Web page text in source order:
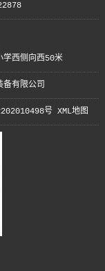
学西侧向西50米
有限公司
号 XML地图